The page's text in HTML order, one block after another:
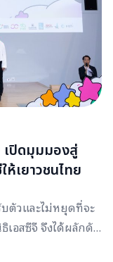
ต้องดูแลลูกถึง 4 คน
เป็นแรงกดดันตั้งแต่
เธอเริ่มมองเห็นตัว
และตัดเย็บเสื้อผ้า
เดินอย่างจริงจัง
ญที่ทำให้พัชฝึกฝน
ลิศอันดับ 1จากการ
ารออกแบบและตัด
รั้งนี้ไม่ได้เกิดจาก
อย่างไร เรื่องราว
คคล แต่ยังสะท้อน
บโตท่ามกลางแรง
ปิดมุมมองสู่
เยาวชนไทย
ตัวและไม่หยุดที่จะ
อสซีจี จึงได้ผลักดัน
มาอย่างต่อเนื่อง